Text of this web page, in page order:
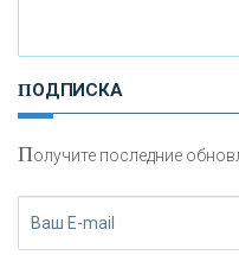
И
сохранения и
ПОДПИСКА
Получите последние